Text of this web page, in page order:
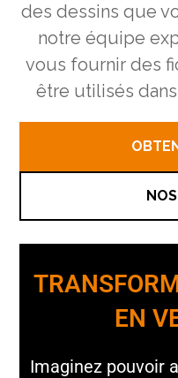
des dessins que
notre équipe
vous fournir des
être utilisés
EN
Imaginez pouvoir